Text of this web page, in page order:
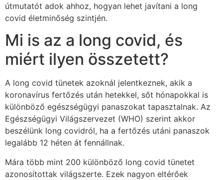
útmutatót adok ahhoz, hogyan lehet javítani a long
covid életminőség szintjén.
Mi is az a long covid, és
miért ilyen összetett?
A long covid tünetek azoknál jelentkeznek, akik a
koronavírus fertőzés után hetekkel, sőt hónapokkal is
különböző egészségügyi panaszokat tapasztalnak. Az
Egészségügyi Világszervezet (WHO) szerint akkor
beszélünk long covidról, ha a fertőzés utáni panaszok
legalább 12 héten át fennállnak.
Mára több mint 200 különböző long covid tünetet
azonosítottak világszerte. Ezek nagyon eltérőek